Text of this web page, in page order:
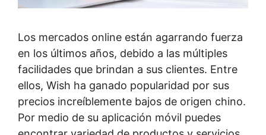
Los mercados online están agarrando fuerza
en los últimos años, debido a las múltiples
facilidades que brindan a sus clientes. Entre
ellos, Wish ha ganado popularidad por sus
precios increíblemente bajos de origen chino.
Por medio de su aplicación móvil puedes